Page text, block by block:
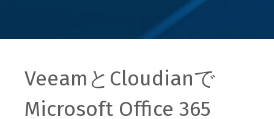
VeeamとCloudianで
Microsoft Office 365